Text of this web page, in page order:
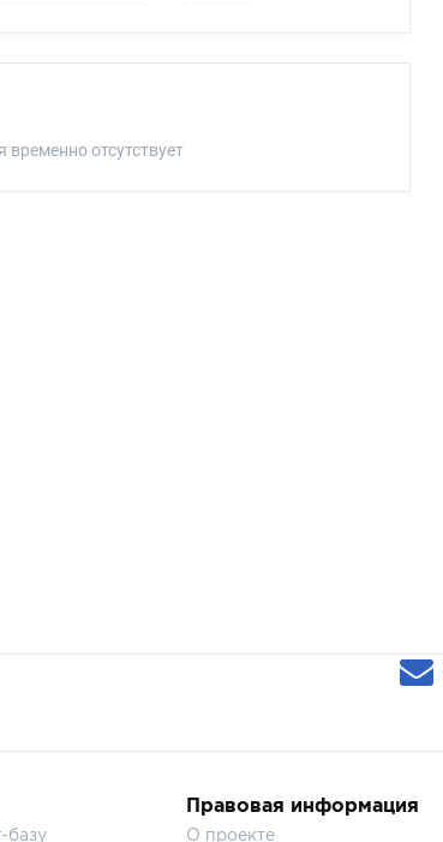
отсутствует
базу
Правовая информация
О проекте